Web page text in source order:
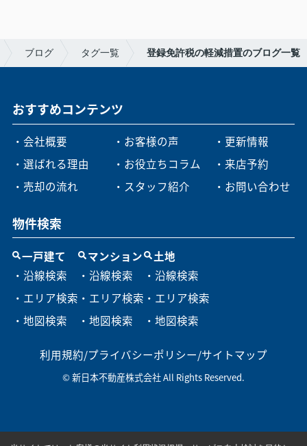
ブログ タグ一覧 登録免許税の軽減措置のブログ一覧
おすすめコンテンツ
・会社概要
・選ばれる理由
・売却の流れ
・お客様の声
・お役立ちコラム
・スタッフ紹介
・更新情報
・来店予約
・お問い合わせ
物件検索
一戸建て
・沿線検索
・エリア検索
・地図検索
マンション
・沿線検索
・エリア検索
・地図検索
土地
・沿線検索
・エリア検索
・地図検索
利用規約/プライバシーポリシー/サイトマップ
© 新日本不動産株式会社 All Rights Reserved.